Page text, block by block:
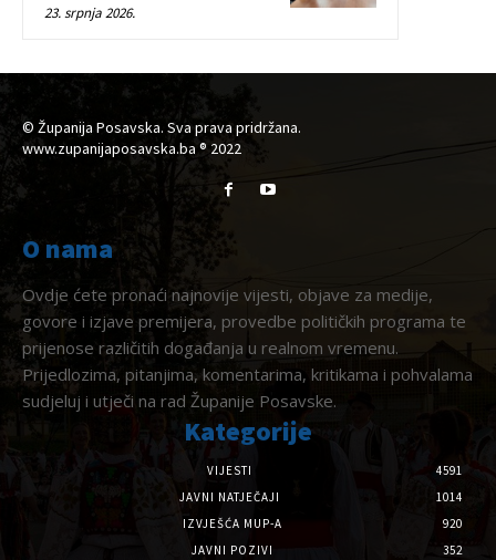
23. srpnja 2026.
© Županija Posavska. Sva prava pridržana.
www.zupanijaposavska.ba ® 2022
O nama
Ovdje ćete pronaći najnovije vijesti, objave za medije,
govore i izjave premijera, provedbe političkih programa te
prijenose različitih događanja u realnom vremenu.
Prijedlozima, pitanjima, komentarima, kritikama i pohvalama
sudjeluj i utječi na rad Županije Posavske.
Kategorije
VIJESTI
4591
JAVNI NATJEČAJI
1014
IZVJEŠĆA MUP-A
920
JAVNI POZIVI
352